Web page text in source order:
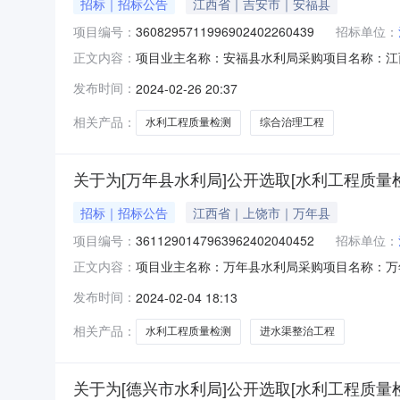
项目编号： 3608295711996902402260439 招标单位：
正文内容： 项目业主名称：安福县水利局采购项目名称：
间：3（个工作日）签订合同时间：15（个工
正鸿工程质量检测有限公司,新余
发布时间： 2024-02-26 20:37
相关产品：
水利工程质量检测 综合治理工程
关于为[万年县水利局]公开选取[水利工程质量
招标｜招标公告
江西省｜上饶市｜万年县
项目编号： 3611290147963962402040452 招标单位：
正文内容： 项目业主名称：万年县水利局采购项目名称：
为准服务内容：工程平行检测洽谈时间：3（
请直选+竞
发布时间： 2024-02-04 18:13
相关产品：
水利工程质量检测 进水渠整治工程
关于为[德兴市水利局]公开选取[水利工程质量